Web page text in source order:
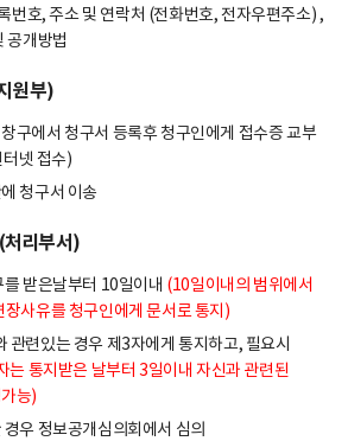
번호, 주소 및 연락처 (전화번호, 전자우편주소) ,
공개방법
원부)
구에서 청구서 등록후 청구인에게 접수증 교부
넷 접수)
청구서 이송
처리부서)
받은날부터 10일이내 (10일이내의 범위에서
사유를 청구인에게 문서로 통지)
관련있는 경우 제3자에게 통지하고, 필요시
는 통지받은 날부터 3일이내 자신과 관련된
능)
우 정보공개심의회에서 심의